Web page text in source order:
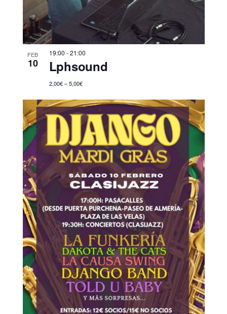
FEB
10
19:00 -21:00
Lphsound
2,00€ – 5,00€